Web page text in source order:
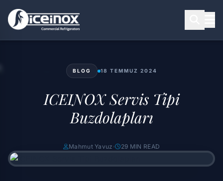
Aramak için Enter'a basınız
BLOG 18 TEMMUZ 2024
ICEINOX Servis Tipi
Buzdolapları
Mahmut Yavuz 29 MIN READ